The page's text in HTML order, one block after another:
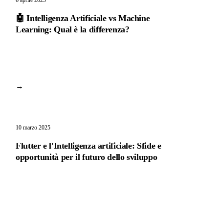
🤖 Intelligenza Artificiale vs Machine
Learning: Qual è la differenza?
→
10 marzo 2025
Flutter e l'Intelligenza artificiale: Sfide e
opportunità per il futuro dello sviluppo